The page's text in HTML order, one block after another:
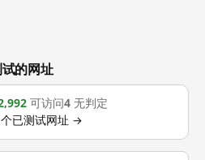
的网址
可访问4 无判定
已测试网址 →